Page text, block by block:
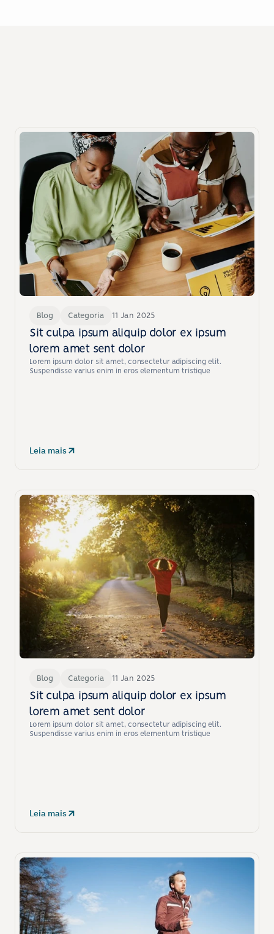
gostar
Descubra insights valiosos sobre tecnologia hospitalar.
Blog Categoria 11 Jan 2025
Sit culpa ipsum aliquip dolor ex ipsum
lorem amet sent dolor
Lorem ipsum dolor sit amet, consectetur adipiscing elit.
Suspendisse varius enim in eros elementum tristique
Leia mais
Blog Categoria 11 Jan 2025
Sit culpa ipsum aliquip dolor ex ipsum
lorem amet sent dolor
Lorem ipsum dolor sit amet, consectetur adipiscing elit.
Suspendisse varius enim in eros elementum tristique
Leia mais